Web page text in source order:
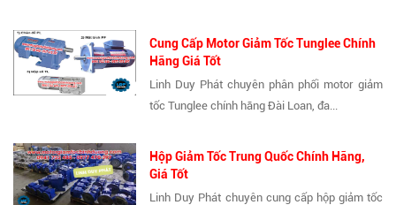
Cung Cấp Motor Giảm Tốc Tunglee Chính
Hãng Giá Tốt
Linh Duy Phát chuyên phân phối motor giảm
tốc Tunglee chính hãng Đài Loan, đa...
Hộp Giảm Tốc Trung Quốc Chính Hãng,
Giá Tốt
Linh Duy Phát chuyên cung cấp hộp giảm tốc